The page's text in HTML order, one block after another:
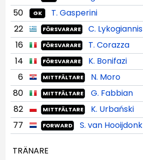
50
GK
T. Gasperini
22
FÖRSVARARE
C. Lykogiannis
16
FÖRSVARARE
T. Corazza
14
FÖRSVARARE
K. Bonifazi
6
MITTFÄLTARE
N. Moro
80
MITTFÄLTARE
G. Fabbian
82
MITTFÄLTARE
K. Urbański
77
FORWARD S. van Hooijdonk
TRÄNARE